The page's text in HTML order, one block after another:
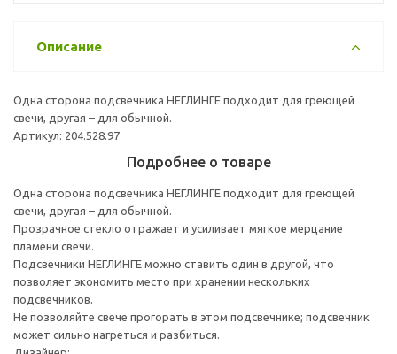
Описание
Одна сторона подсвечника НЕГЛИНГЕ подходит для греющей
свечи, другая – для обычной.
Артикул: 204.528.97
Подробнее о товаре
Одна сторона подсвечника НЕГЛИНГЕ подходит для греющей
свечи, другая – для обычной.
Прозрачное стекло отражает и усиливает мягкое мерцание
пламени свечи.
Подсвечники НЕГЛИНГЕ можно ставить один в другой, что
позволяет экономить место при хранении нескольких
подсвечников.
Не позволяйте свече прогорать в этом подсвечнике; подсвечник
может сильно нагреться и разбиться.